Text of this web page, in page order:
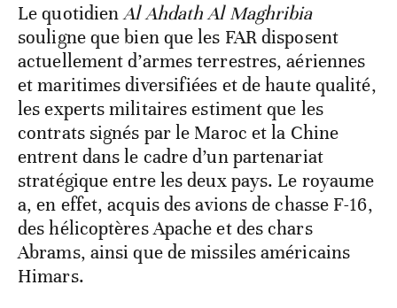
Le quotidienAl Ahdath Al Maghribia
souligne que bien que les FAR disposent
actuellement d’armes terrestres, aériennes
et maritimes diversifiées et de haute qualité,
les experts militaires estiment que les
contrats signés par le Maroc et la Chine
entrent dans le cadre d’un partenariat
stratégique entre les deux pays. Le royaume
a, en effet, acquis des avions de chasse F-16,
des hélicoptères Apache et des chars
Abrams, ainsi que de missiles américains
Himars.